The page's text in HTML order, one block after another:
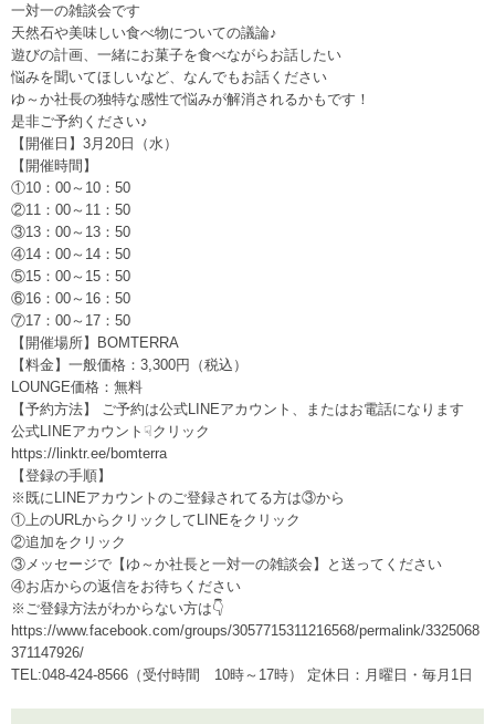
一対一の雑談会です
天然石や美味しい食べ物についての議論♪
遊びの計画、一緒にお菓子を食べながらお話したい
悩みを聞いてほしいなど、なんでもお話ください
ゆ～か社長の独特な感性で悩みが解消されるかもです！
是非ご予約ください♪
【開催日】3月20日（水）
【開催時間】
①10：00～10：50
②11：00～11：50
③13：00～13：50
④14：00～14：50
⑤15：00～15：50
⑥16：00～16：50
⑦17：00～17：50
【開催場所】BOMTERRA
【料金】一般価格：3,300円（税込）
LOUNGE価格：無料
【予約方法】 ご予約は公式LINEアカウント、またはお電話になります
公式LINEアカウント☟クリック
https://linktr.ee/bomterra
【登録の手順】
※既にLINEアカウントのご登録されてる方は③から
①上のURLからクリックしてLINEをクリック
②追加をクリック
③メッセージで【ゆ～か社長と一対一の雑談会】と送ってください
④お店からの返信をお待ちください
※ご登録方法がわからない方は👇
https://www.facebook.com/groups/3057715311216568/permalink/3325068
371147926/
TEL:048-424-8566（受付時間 10時～17時） 定休日：月曜日・毎月1日